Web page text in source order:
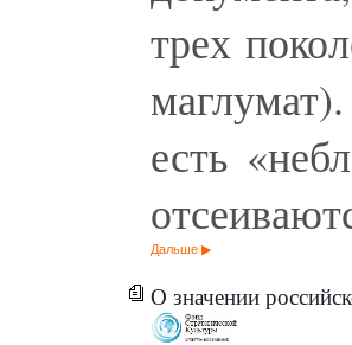
трех
есть
Дальше
О значении